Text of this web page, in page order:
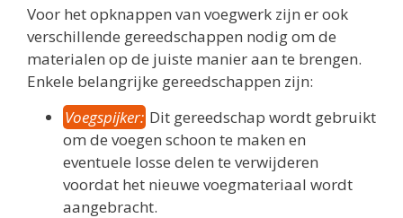
Voor het opknappen van voegwerk zijn er ook
verschillende gereedschappen nodig om de
materialen op de juiste manier aan te brengen.
Enkele belangrijke gereedschappen zijn:
Voegspijker: Dit gereedschap wordt gebruikt
om de voegen schoon te maken en
eventuele losse delen te verwijderen
voordat het nieuwe voegmateriaal wordt
aangebracht.